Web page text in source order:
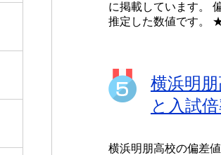
に掲載しています。
推定した数値です。
横浜明
と入試
横浜明朋高校の偏差